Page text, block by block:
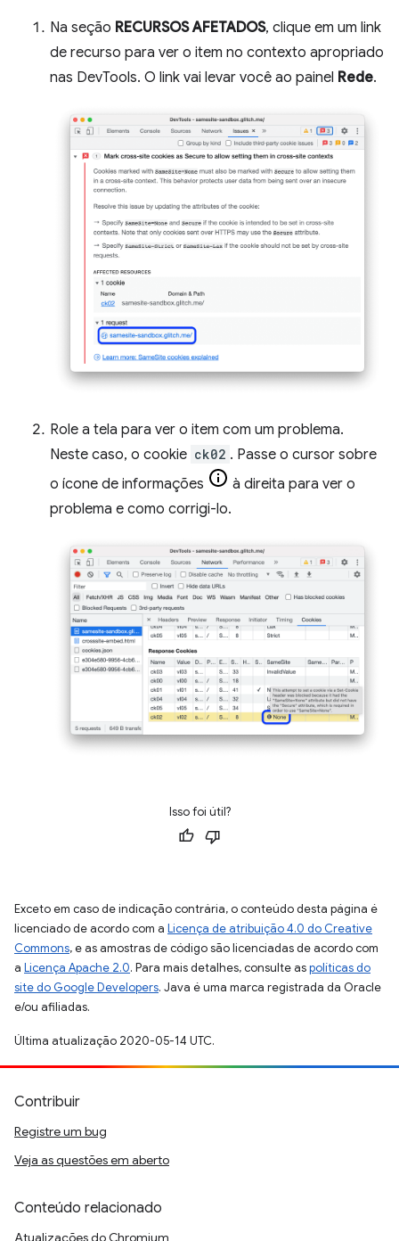
Na seção RECURSOS AFETADOS, clique em um link
de recurso para ver o item no contexto apropriado
nas DevTools. O link vai levar você ao painel Rede.
Role a tela para ver o item com um problema.
Neste caso, o cookie ck02 . Passe o cursor sobre
o ícone de informações
à direita para ver o
problema e como corrigi-lo.
Isso foi útil?
Exceto em caso de indicação contrária, o conteúdo desta página é
licenciado de acordo com a Licença de atribuição 4.0 do Creative
Commons, e as amostras de código são licenciadas de acordo com
a Licença Apache 2.0. Para mais detalhes, consulte aspolíticas do
site do Google Developers. Java é uma marca registrada da Oracle
e/ou afiliadas.
Última atualização 2020-05-14 UTC.
Contribuir
Registre um bug
Veja as questões em aberto
Conteúdo relacionado
Atualizações do Chromium